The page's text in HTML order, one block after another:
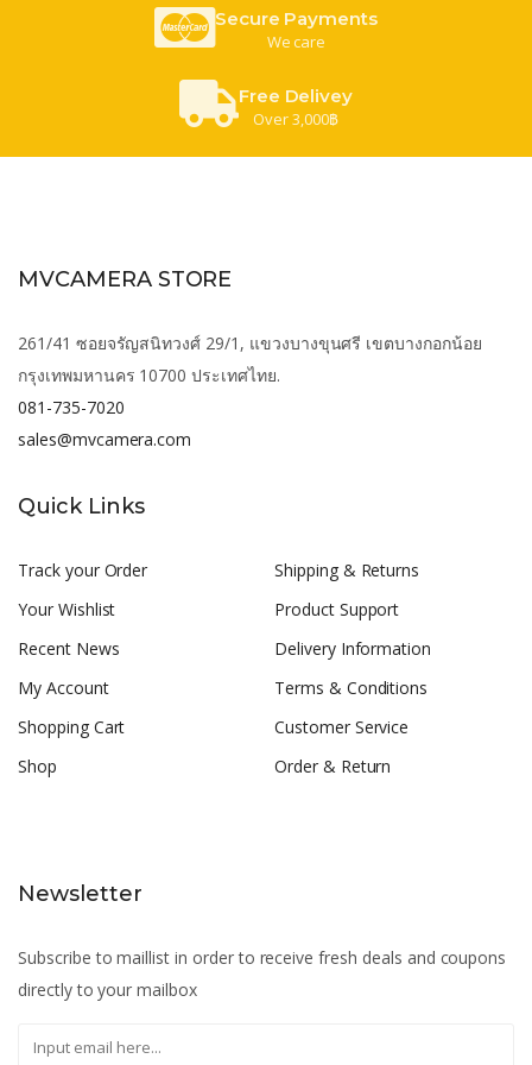
Secure Payments
We care
Free Delivey
Over 3,000฿
MVCAMERA STORE
261/41 ซอยจรัญสนิทวงศ์ 29/1, แขวงบางขุนศรี เขตบางกอกน้อย
กรุงเทพมหานคร 10700 ประเทศไทย.
081-735-7020
sales@mvcamera.com
Quick Links
Track your Order
Your Wishlist
Recent News
My Account
Shopping Cart
Shop
Shipping & Returns
Product Support
Delivery Information
Terms & Conditions
Customer Service
Order & Return
Newsletter
Subscribe to maillist in order to receive fresh deals and coupons
directly to your mailbox